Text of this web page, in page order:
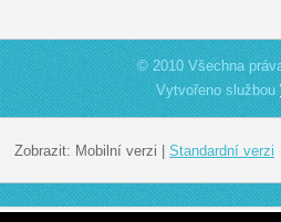
© 2010 Všechna
Vytvořeno službou
Zobrazit: Mobilní verzi Standardní verzi